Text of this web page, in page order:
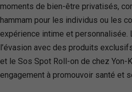
moments de bien-être privatisés,
hammam pour les individus ou les
expérience intime et personnalisée.
l’évasion avec des produits
et le Sos Spot Roll-on de chez Yon-
engagement à promouvoir santé et